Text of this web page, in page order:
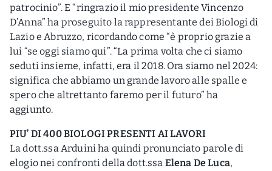
patrocinio”. E “ringrazio il mio presidente Vincenzo
D’Anna” ha proseguito la rappresentante dei Biologi di
Lazio e Abruzzo, ricordando come “è proprio grazie a
lui “se oggi siamo qui”. “La prima volta che ci siamo
seduti insieme, infatti, era il 2018. Ora siamo nel 2024:
significa che abbiamo un grande lavoro alle spalle e
spero che altrettanto faremo per il futuro” ha
aggiunto.
PIU’ DI 400 BIOLOGI PRESENTI AI LAVORI
La dott.ssa Arduini ha quindi pronunciato parole di
elogio nei confronti della dott.ssa Elena De Luca,